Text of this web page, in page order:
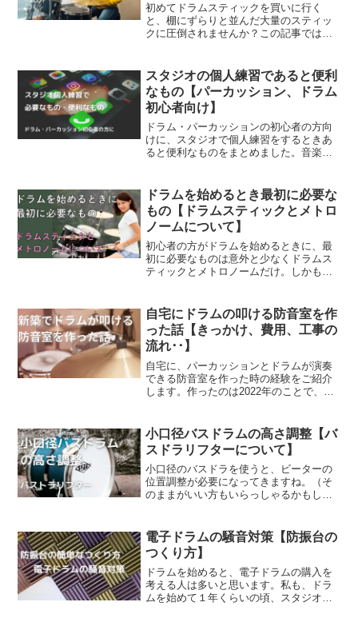
初めてドラムスティックを買いに行く
と、棚にずらりと並んだ大量のスティッ
クに圧倒されませんか？この記事では、
とめました。
スタジオの個人練習であると便利
なもの【パーカッション、ドラム
初心者向け】
ドラム・パーカッションの初心者の方向
けに、スタジオで個人練習をするときあ
ると便利なものをまとめました。音楽を
的に楽しく練習するために便利なおすす
めのご紹介です。
ドラムを始めるとき最初に必要な
もの【ドラムスティックとメトロ
ノームについて】
初心者の方がドラムを始めるときに、最
初に必要なものは意外と少なくドラムス
ティックとメトロノームだけ。しかも、
ドラムスティックだけなんです。意外と
気軽に始められるのではな...
自宅にドラムの叩ける防音室を作
った話【きっかけ、費用、工事の
流れ･･】
自宅に、パーカッションとドラムが演奏
できる防音室を作った時の経験をご紹介
します。作ったのは2022年のことで、家
でドラムやパーカッションの練習ができ
たらなぁ、と思ってま...
小口径バスドラムの高さ調整【バ
スドラリフターについて】
小口径のバスドラを使うと、ビーターの
位置調整が必要になってきますね。（そ
のままがいい方もいらっしゃるかもしれ
なり上の方に当たってしまいます。小口
径のバスドラを使って初...
電子ドラムの騒音対策【防振台の
つくり方】
ドラムを始めると、電子ドラムの購入を
考える人は多いと思います。私も、ドラ
ムを始めて１年くらいの頃、スタジオの